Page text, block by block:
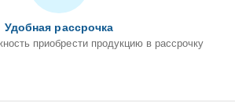
Удобная рассрочка
приобрести продукцию в рассрочку